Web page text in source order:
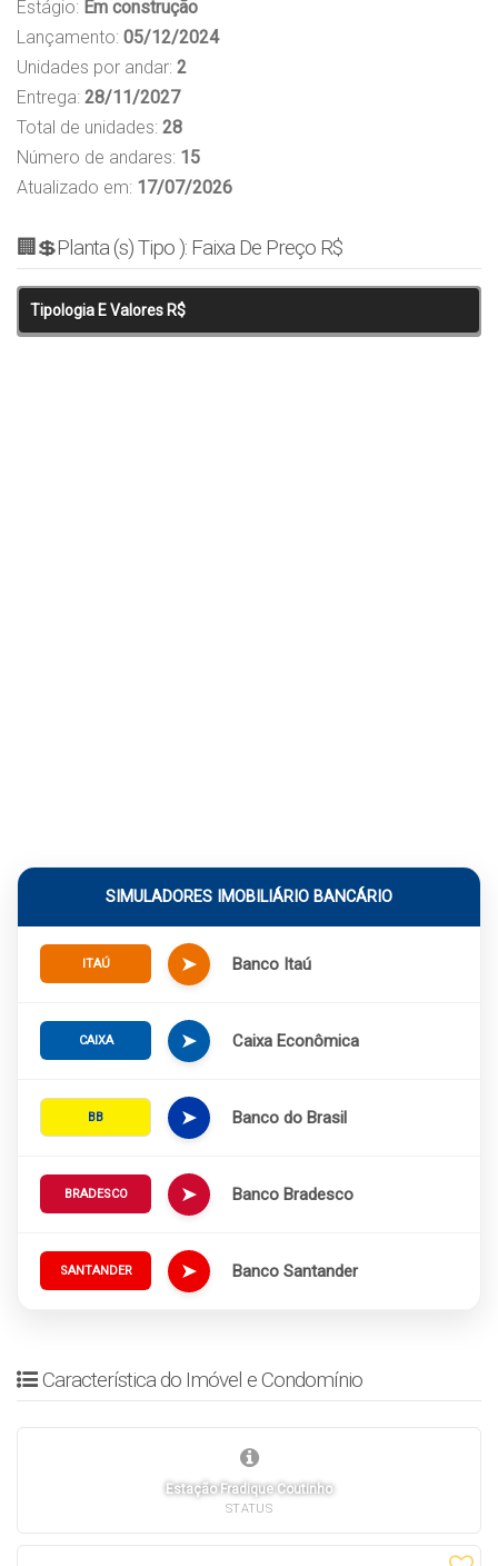
Estágio: Em construção
Lançamento: 05/12/2024
Unidades por andar: 2
Entrega: 28/11/2027
Total de unidades: 28
Número de andares: 15
Atualizado em: 17/07/2026
🏢💲Planta (s) Tipo ): Faixa De Preço R$
Tipologia E Valores R$
SIMULADORES IMOBILIÁRIO BANCÁRIO
ITAÚ ➤ Banco Itaú
CAIXA ➤ Caixa Econômica
BB ➤ Banco do Brasil
BRADESCO ➤ Banco Bradesco
SANTANDER ➤ Banco Santander
Característica do Imóvel e Condomínio
Estação Fradique Coutinho
STATUS